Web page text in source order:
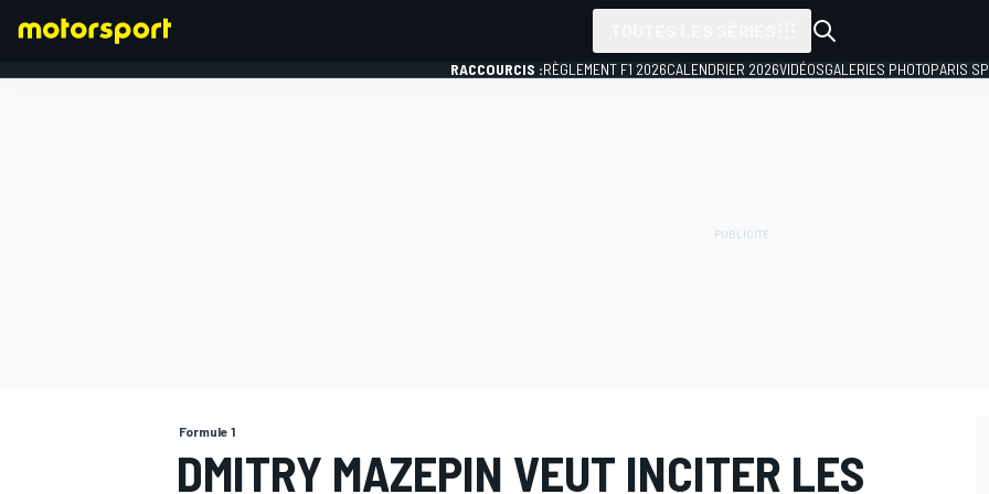
RACCOURCIS :RÈGLEMENT F1 2026CALENDRIER 2026VIDÉOSGALERIES PHOTOPARIS
Formule 1
DMITRY MAZEPIN VEUT INCITER LES